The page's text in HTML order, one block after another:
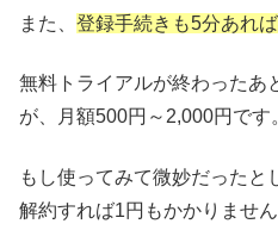
また、 登録手続きも5分あれ
無料トライアルが終わったあ
が、月額500円～2,000円です
もし使ってみて微妙だったと
解約すれば1円もかかりません